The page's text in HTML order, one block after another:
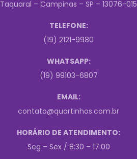
Taquaral – Campinas – SP – 13076-015
TELEFONE:
(19) 2121-9980
WHATSAPP:
(19) 99103-6807
EMAIL:
contato@quartinhos.com.br
HORÁRIO DE ATENDIMENTO:
Seg – Sex / 8:30 – 17:00